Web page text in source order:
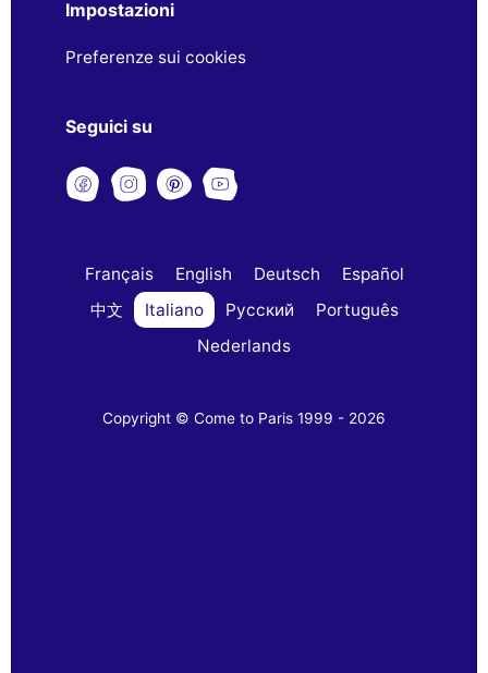
Impostazioni
Preferenze sui cookies
Seguici su
Français English Deutsch
Español
中文
Italiano Русский
Português
Nederlands
Copyright © Come to Paris 1999 - 2026